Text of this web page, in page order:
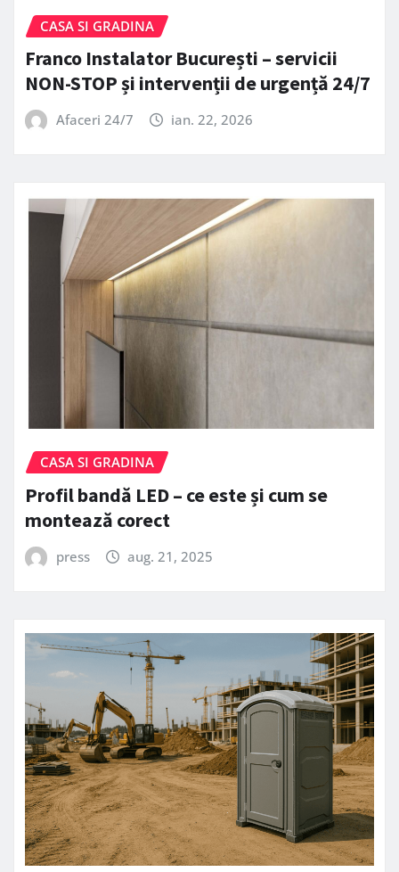
CASA SI GRADINA
Franco Instalator București – servicii
NON-STOP și intervenții de urgență 24/7
Afaceri 24/7 ian. 22, 2026
CASA SI GRADINA
Profil bandă LED – ce este și cum se
montează corect
press aug. 21, 2025